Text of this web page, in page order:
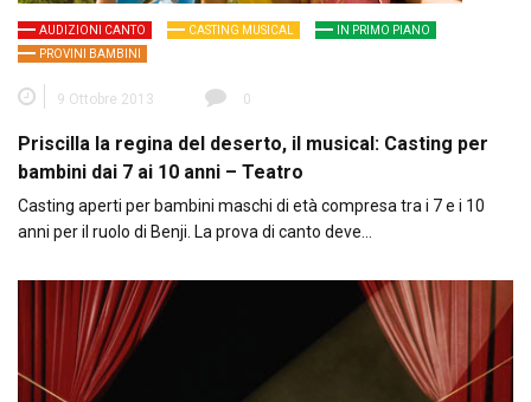
AUDIZIONI CANTO CASTING MUSICAL
IN PRIMO PIANO
PROVINI BAMBINI
9 Ottobre 2013 0
Priscilla la regina del deserto, il musical: Casting per
bambini dai 7 ai 10 anni – Teatro
Casting aperti per bambini maschi di età compresa tra i 7 e i 10
anni per il ruolo di Benji. La prova di canto deve…